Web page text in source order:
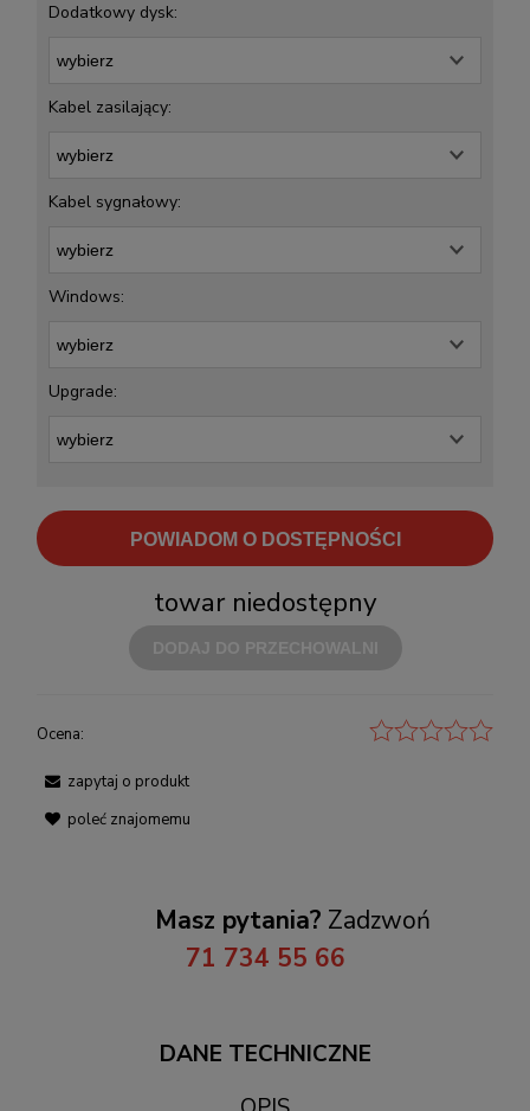
Dodatkowy dysk:
Kabel zasilający:
Kabel sygnałowy:
Windows:
Upgrade:
POWIADOM O DOSTĘPNOŚCI
towar niedostępny
Ocena:
zapytaj o produkt
poleć znajomemu
Masz pytania? Zadzwoń
71 734 55 66
DANE TECHNICZNE